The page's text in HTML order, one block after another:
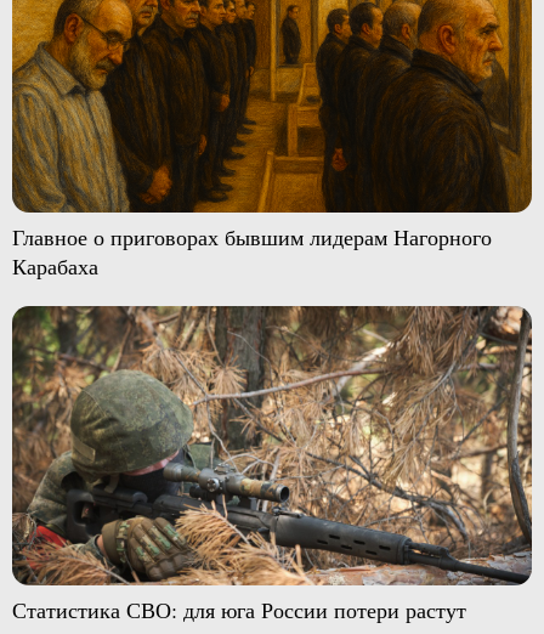
Главное о приговорах бывшим лидерам Нагорного
Карабаха
Статистика СВО: для юга России потери растут